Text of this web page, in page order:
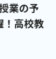
業の予
高校教